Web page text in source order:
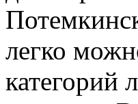
легко
категорий